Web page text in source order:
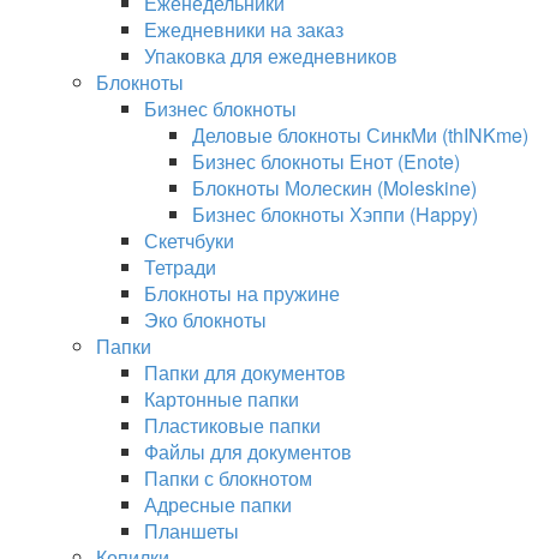
Ежедневники на заказ
Упаковка для ежедневников
Блокноты
Бизнес блокноты
Деловые блокноты СинкМи (thINKme)
Бизнес блокноты Енот (Enote)
Блокноты Молескин (Moleskine)
Бизнес блокноты Хэппи (Happy)
Скетчбуки
Тетради
Блокноты на пружине
Эко блокноты
Папки
Папки для документов
Картонные папки
Пластиковые папки
Файлы для документов
Папки с блокнотом
Адресные папки
Планшеты